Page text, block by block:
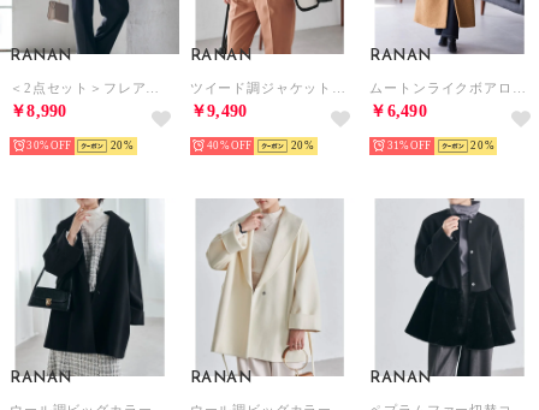
RANAN
￥8,990
30% 20
RANAN
￥9,490
40% 20
RANAN
￥6,490
31% 20
RANAN RANAN RANAN